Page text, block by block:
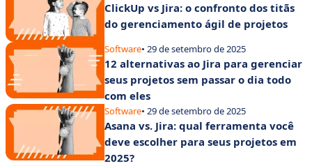
ClickUp vs Jira: o confronto dos titãs
do gerenciamento ágil de projetos
Software• 29 de setembro de 2025
12 alternativas ao Jira para gerenciar
seus projetos sem passar o dia todo
com eles
Software• 29 de setembro de 2025
Asana vs. Jira: qual ferramenta você
deve escolher para seus projetos em
2025?